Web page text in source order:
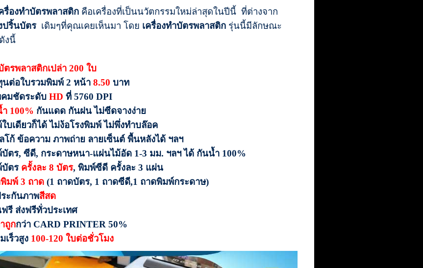
รื่องทําบัตรพลาสติก คือเครื่องที่เป็นนวัตกรรมใหม่ล่าสุดในปีนี้ ที่ต่างจาก
ปริ้นบัตรเดิมๆที่คุณเคยเห็นมา โดย เครื่องทําบัตรพลาสติกรุ่นนี้มีลักษณะ
งนี้
ตรพลาสติกเปล่า 200 ใบ
ต่อใบรวมพิมพ์ 2 หน้า 8.50 บาท
มชัดระดับ HD ที่ 5760 DPI
100% กันแดด กันฝน ไม่ซีดจางง่าย
บเดียวก็ได้ ไม่ง้อโรงพิมพ์ ไม่พึ่งทำบล๊อค
โก้ ข้อความ ภาพถ่าย ลายเซ็นต์ พื้นหลังได้ ฯลฯ
ตร, ซีดี, กระดาษหนา-แผ่นไม้อัด 1-3 มม. ฯลฯ ได้ กันน้ำ 100%
บัตร ครั้งละ 8 บัตร, พิมพ์ซีดี ครั้งละ 3 แผ่น
มพ์ 3 ถาด(1 ถาดบัตร, 1 ถาดซีดี,1 ถาดพิมพ์กระดาษ)
ะกันภาพสีสด
รี ส่งฟรีทั่วประเทศ
ถูกกว่า CARD PRINTER 50%
เร็วสูง 100-120 ใบต่อชั่วโมง